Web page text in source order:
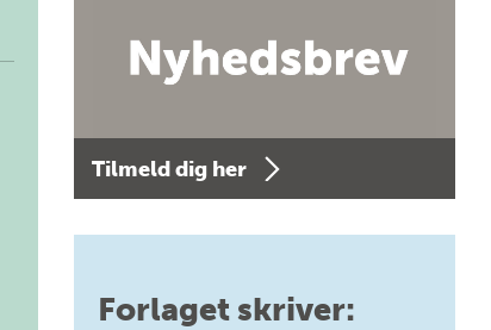
Tilmeld dig her
Forlaget skriver: